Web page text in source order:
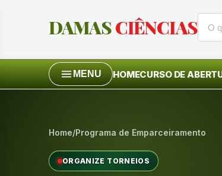
DAMASCIÊNCIAS
MENU HOMECURSO DE
Home/Programa de Emparceiramento
ORGANIZE TORNEIOS